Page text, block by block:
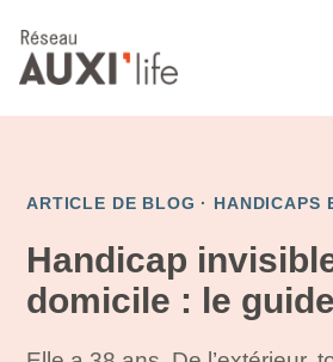
ARTICLE DE BLOG · HANDICAPS
Handicap
domicile : le